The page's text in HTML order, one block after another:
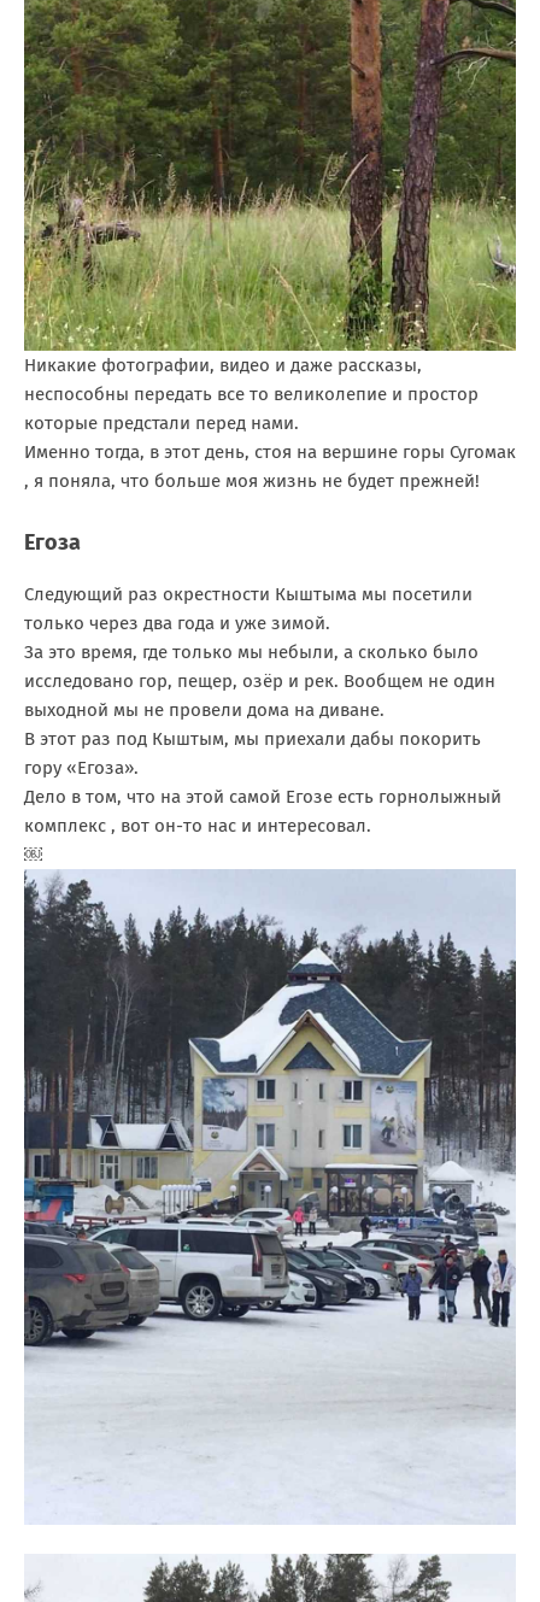
Никакие фотографии, видео и даже рассказы,
неспособны передать все то великолепие и простор
которые предстали перед нами.
Именно тогда, в этот день, стоя на вершине горы Сугомак
, я поняла, что больше моя жизнь не будет прежней!
Егоза
Следующий раз окрестности Кыштыма мы посетили
только через два года и уже зимой.
За это время, где только мы небыли, а сколько было
исследовано гор, пещер, озёр и рек. Вообщем не один
выходной мы не провели дома на диване.
В этот раз под Кыштым, мы приехали дабы покорить
гору «Егоза».
Дело в том, что на этой самой Егозе есть горнолыжный
комплекс , вот он-то нас и интересовал.
￼